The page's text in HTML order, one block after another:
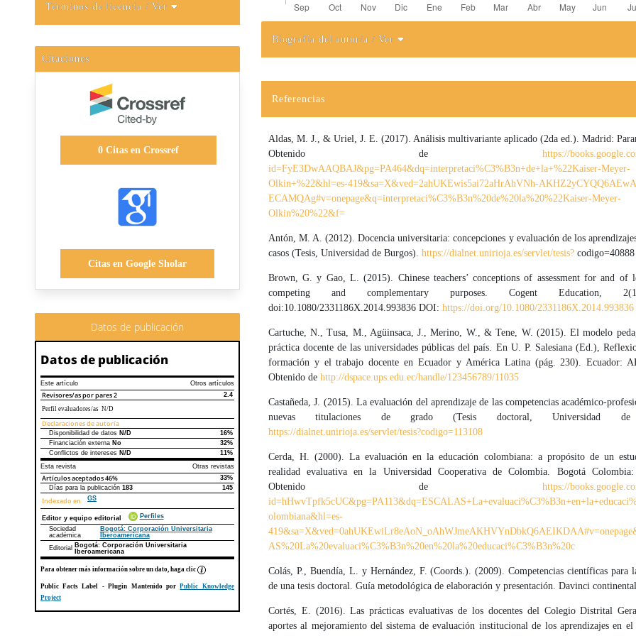
Términos de licencia / Ver
Citaciones
0Citas en Crossref
Citas en Google Sholar
Datos de publicación
Datos de publicación
Este artículo Otros artículos
Revisores/as por pares2
2.4
Perfil evaluadores/as N/D
Declaraciones de autoría
Declaraciones de autoríaEste artículo
Disponibilidad de datos N/D
16%
Financiación externa No
32%
Conflictos de intereses N/D
11%
Esta revista
Otras revistas
Artículos aceptados46%
33%
Días para la publicación 183 145
Indexado en GS
Editor y equipo editorial
Perfiles
Sociedad
académica
Bogotá: Corporación Universitaria
Iberoamericana
Editorial
Bogotá: Corporación Universitaria
Iberoamericana
Para obtener más información sobre un dato, haga clic
Public Facts Label - Plugin Mantenido porPublic Knowledge
Project
Biografía del autor/a / Ver
Referencias
Aldas, M. J., & Uriel, J. E. (2017). Análisis multivariante aplicado (2da ed.). Madrid:
Obtenido dehttps://
id=FyE3DwAAQBAJ&pg=PA464&dq=interpretaci%C3%B3n+de+la+%22Kaiser-Meyer-
Olkin+%22&hl=es-419&sa=X&ved=2ahUKEwis5ai72aHrAhVNh-
ECAMQAg#v=onepage&q=interpretaci%C3%B3n%20de%20la%20%22Kaiser-Meyer-
Olkin%20%22&f=
Antón, M. A. (2012). Docencia universitaria: concepciones y evaluación de los
casos (Tesis, Universidad de Burgos). https://dialnet.unirioja.es/servlet/tesis?codigo=40888
Brown, G. y Gao, L. (2015). Chinese teachers’ conceptions of assessment for and of
competing and complementary purposes. Cogent Education,
doi:10.1080/2331186X.2014.993836 DOI: https://doi.org/10.1080/2331186X.2014.993836
Cartuche, N., Tusa, M., Agüinsaca, J., Merino, W., & Tene, W. (2015). El modelo
práctica docente de las universidades públicas del país. En U. P. Salesiana (Ed.),
formación y el trabajo docente en Ecuador y América Latina (pág. 230). Ecuador:
Obtenido de http://dspace.ups.edu.ec/handle/123456789/11035
Castañeda, J. (2015). La evaluación del aprendizaje de las competencias académico-
nuevas titulaciones de grado (Tesis doctoral, Universidad de
https://dialnet.unirioja.es/servlet/tesis?codigo=113108
Cerda, H. (2000). La evaluación en la educación colombiana: a propósito de un
realidad evaluativa en la Universidad Cooperativa de Colombia. Bogotá Colombia:
Obtenido dehttps://
olombiana&hl=es-
AS%20La%20evaluaci%C3%B3n%20en%20la%20educaci%C3%B3n%20c
Colás, P., Buendía, L. y Hernández, F. (Coords.). (2009). Competencias científicas para
de una tesis doctoral. Guía metodológica de elaboración y presentación. Davinci
Cortés, E. (2016). Las prácticas evaluativas de los docentes del Colegio Distrital
aportes al mejoramiento del sistema de evaluación institucional de los aprendizajes en